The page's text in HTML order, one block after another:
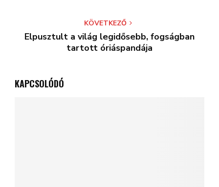
KÖVETKEZŐ
Elpusztult a világ legidősebb, fogságban
tartott óriáspandája
KAPCSOLÓDÓ